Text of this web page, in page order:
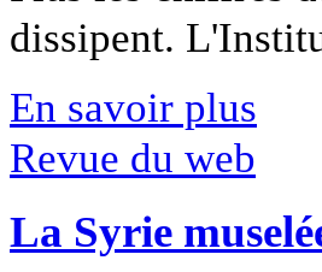
dissipent.
En savoir plus
Revue du web
La Syrie